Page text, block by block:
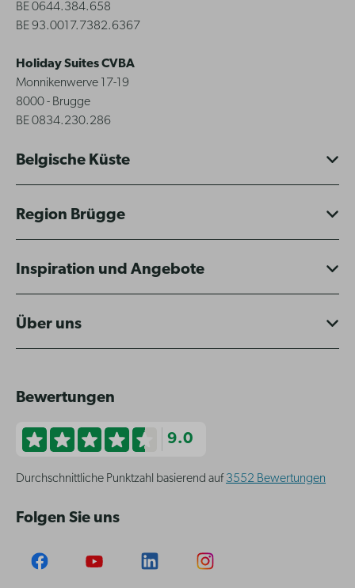
BE 0644.384.658
BE 93.0017.7382.6367
Holiday Suites CVBA
Monnikenwerve 17-19
8000 - Brugge
BE 0834.230.286
Belgische Küste
Region Brügge
Inspiration und Angebote
Über uns
Bewertungen
9.0
Durchschnittliche Punktzahl basierend auf 3552 Bewertungen
Folgen Sie uns